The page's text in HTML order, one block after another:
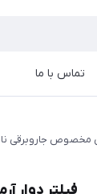
تماس با ما
مخصوص جاروبرقی